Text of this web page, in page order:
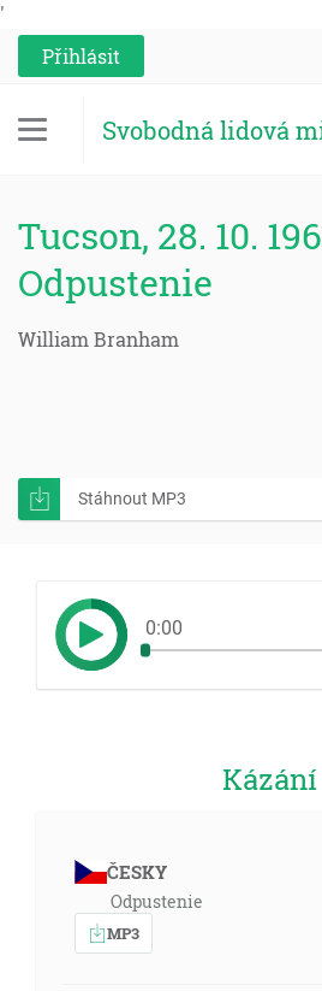
'
Přihlásit
Svobodná lidová
Tucson, 28. 10.
Odpustenie
William Branham
Stáhnout MP3
0:00
Kázání
ČESKY
Odpustenie
MP3